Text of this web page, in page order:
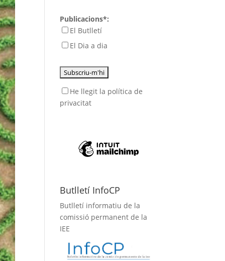
Publicacions*:
El Butlletí
El Dia a dia
He llegit la política de
privacitat
Butlletí InfoCP
Butlletí informatiu de la
comissió permanent de la
IEE